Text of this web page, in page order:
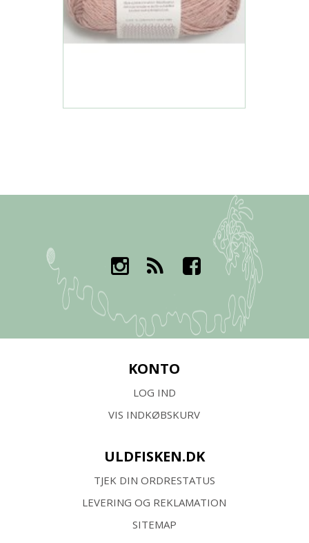
KONTO
LOG IND
VIS INDKØBSKURV
ULDFISKEN.DK
TJEK DIN ORDRESTATUS
LEVERING OG REKLAMATION
SITEMAP